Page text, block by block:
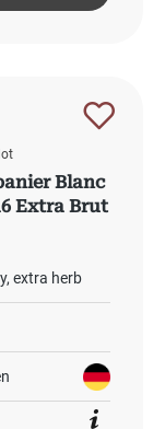
Blanc
Extra Brut
extra herb